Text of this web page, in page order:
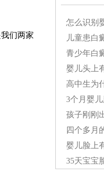
们两家
怎么识别
儿童患白
婴儿头上
3个月婴